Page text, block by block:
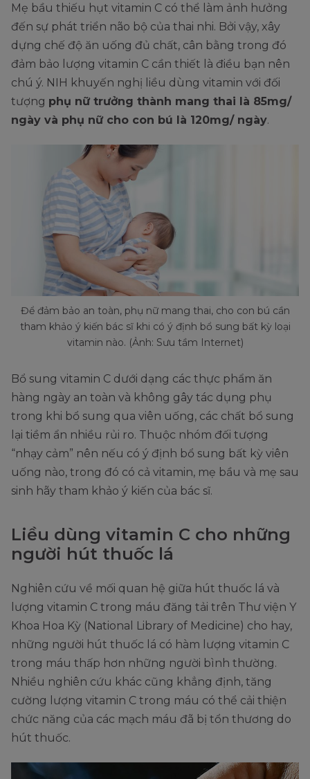
Mẹ bầu thiếu hụt vitamin C có thể làm ảnh hưởng
đến sự phát triển não bộ của thai nhi. Bởi vậy, xây
dựng chế độ ăn uống đủ chất, cân bằng trong đó
đảm bảo lượng vitamin C cần thiết là điều bạn nên
chú ý. NIH khuyến nghị liều dùng vitamin với đối
tượng phụ nữ trưởng thành mang thai là 85mg/
ngày và phụ nữ cho con bú là 120mg/ ngày.
Để đảm bảo an toàn, phụ nữ mang thai, cho con bú cần
tham khảo ý kiến bác sĩ khi có ý định bổ sung bất kỳ loại
vitamin nào. (Ảnh: Sưu tầm Internet)
Bổ sung vitamin C dưới dạng các thực phẩm ăn
hàng ngày an toàn và không gây tác dụng phụ
trong khi bổ sung qua viên uống, các chất bổ sung
lại tiềm ẩn nhiều rủi ro. Thuộc nhóm đối tượng
“nhạy cảm” nên nếu có ý định bổ sung bất kỳ viên
uống nào, trong đó có cả vitamin, mẹ bầu và mẹ sau
sinh hãy tham khảo ý kiến của bác sĩ.
Liều dùng vitamin C cho những
người hút thuốc lá
Nghiên cứu về mối quan hệ giữa hút thuốc lá và
lượng vitamin C trong máu đăng tải trên Thư viện Y
Khoa Hoa Kỳ (National Library of Medicine) cho hay,
những người hút thuốc lá có hàm lượng vitamin C
trong máu thấp hơn những người bình thường.
Nhiều nghiên cứu khác cũng khẳng định, tăng
cường lượng vitamin C trong máu có thể cải thiện
chức năng của các mạch máu đã bị tổn thương do
hút thuốc.